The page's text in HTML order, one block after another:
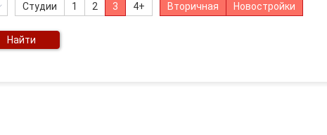
Студии 1 2 3 4+ Вторичная Новостройки
Найти